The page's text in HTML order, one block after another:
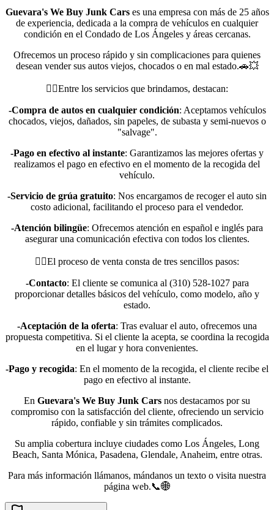
Guevara's We Buy Junk Cars es una empresa con más de 25 años
de experiencia, dedicada a la compra de vehículos en cualquier
condición en el Condado de Los Ángeles y áreas cercanas.
Ofrecemos un proceso rápido y sin complicaciones para quienes
desean vender sus autos viejos, chocados o en mal estado.🚗💥
👉🏻Entre los servicios que brindamos, destacan:
-Compra de autos en cualquier condición: Aceptamos vehículos
chocados, viejos, dañados, sin papeles, de subasta y semi-nuevos o
"salvage".
-Pago en efectivo al instante: Garantizamos las mejores ofertas y
realizamos el pago en efectivo en el momento de la recogida del
vehículo.
-Servicio de grúa gratuito: Nos encargamos de recoger el auto sin
costo adicional, facilitando el proceso para el vendedor.
-Atención bilingüe: Ofrecemos atención en español e inglés para
asegurar una comunicación efectiva con todos los clientes.
👉🏻El proceso de venta consta de tres sencillos pasos:
-Contacto: El cliente se comunica al (310) 528-1027 para
proporcionar detalles básicos del vehículo, como modelo, año y
estado.
-Aceptación de la oferta: Tras evaluar el auto, ofrecemos una
propuesta competitiva. Si el cliente la acepta, se coordina la recogida
en el lugar y hora convenientes.
-Pago y recogida: En el momento de la recogida, el cliente recibe el
pago en efectivo al instante.
En Guevara's We Buy Junk Cars nos destacamos por su
compromiso con la satisfacción del cliente, ofreciendo un servicio
rápido, confiable y sin trámites complicados.
Su amplia cobertura incluye ciudades como Los Ángeles, Long
Beach, Santa Mónica, Pasadena, Glendale, Anaheim, entre otras.
Para más información llámanos, mándanos un texto o visita nuestra
página web.📞🌐